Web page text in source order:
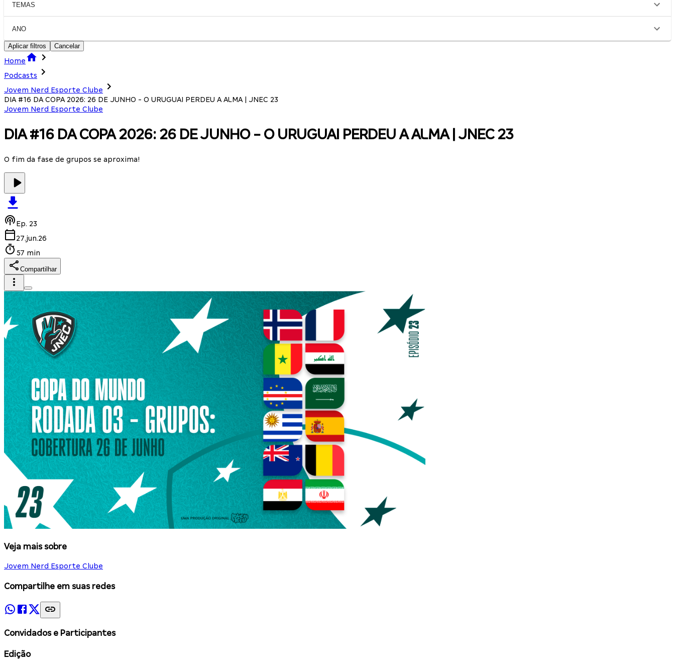
TEMAS
ANO
Aplicar filtros Cancelar
Home
Podcasts
Jovem Nerd Esporte Clube
DIA #16 DA COPA 2026: 26 DE JUNHO - O URUGUAI PERDEU A ALMA | JNEC 23
Jovem Nerd Esporte Clube
DIA #16 DA COPA 2026: 26 DE JUNHO - O URUGUAI PERDEU A ALMA | JNEC 23
O fim da fase de grupos se aproxima!
Ep. 23
27.jun.26
57 min
Compartilhar
Veja mais sobre
Jovem Nerd Esporte Clube
Compartilhe em suas redes
Convidados e Participantes
Edição